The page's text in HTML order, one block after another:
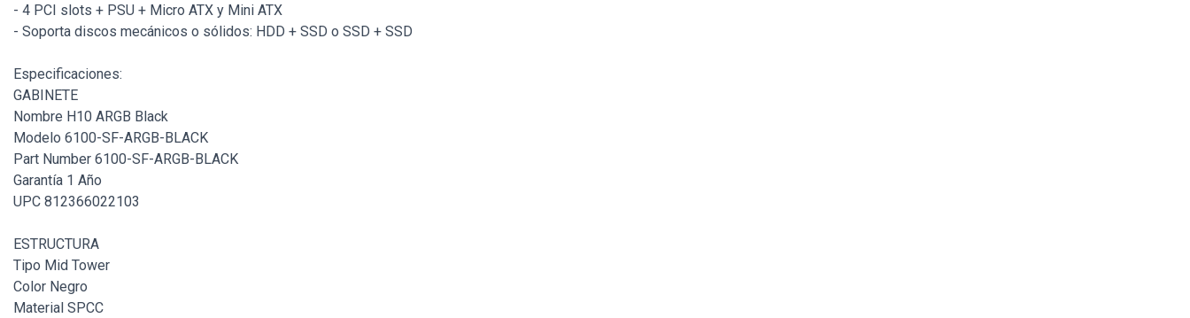
- 4 PCI slots + PSU + Micro ATX y Mini ATX
- Soporta discos mecánicos o sólidos: HDD + SSD o SSD + SSD
Especificaciones:
GABINETE
Nombre H10 ARGB Black
Modelo 6100-SF-ARGB-BLACK
Part Number 6100-SF-ARGB-BLACK
Garantía 1 Año
UPC 812366022103
ESTRUCTURA
Tipo Mid Tower
Color Negro
Material SPCC